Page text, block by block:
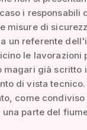
i
misure di
un referente
le lavorazioni
magari già scritto
di vista tecnico.
come
parte del